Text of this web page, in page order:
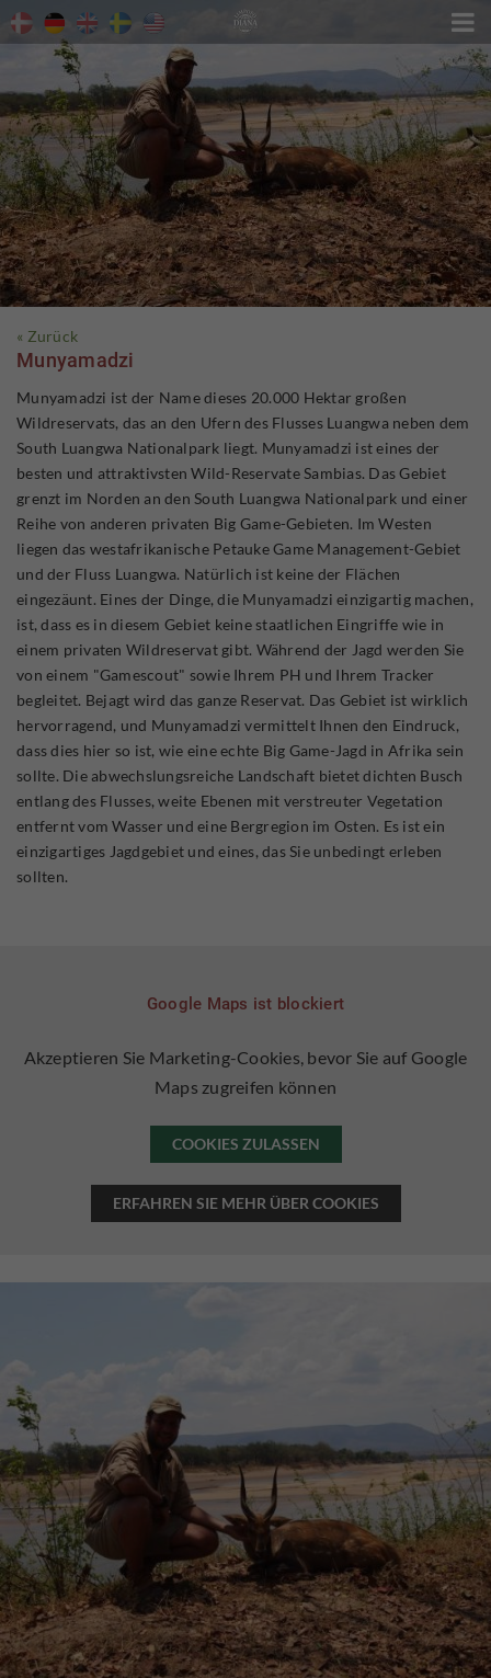

« Zurück
Munyamadzi
Munyamadzi ist der Name dieses 20.000 Hektar großen
Wildreservats, das an den Ufern des Flusses Luangwa neben dem
South Luangwa Nationalpark liegt. Munyamadzi ist eines der
besten und attraktivsten Wild-Reservate Sambias. Das Gebiet
grenzt im Norden an den South Luangwa Nationalpark und einer
Reihe von anderen privaten Big Game-Gebieten. Im Westen
liegen das westafrikanische Petauke Game Management-Gebiet
und der Fluss Luangwa. Natürlich ist keine der Flächen
eingezäunt. Eines der Dinge, die Munyamadzi einzigartig machen,
ist, dass es in diesem Gebiet keine staatlichen Eingriffe wie in
einem privaten Wildreservat gibt. Während der Jagd werden Sie
von einem "Gamescout" sowie Ihrem PH und Ihrem Tracker
begleitet. Bejagt wird das ganze Reservat. Das Gebiet ist wirklich
hervorragend, und Munyamadzi vermittelt Ihnen den Eindruck,
dass dies hier so ist, wie eine echte Big Game-Jagd in Afrika sein
sollte. Die abwechslungsreiche Landschaft bietet dichten Busch
entlang des Flusses, weite Ebenen mit verstreuter Vegetation
entfernt vom Wasser und eine Bergregion im Osten. Es ist ein
einzigartiges Jagdgebiet und eines, das Sie unbedingt erleben
sollten.
Google Maps ist blockiert
Akzeptieren Sie Marketing-Cookies, bevor Sie auf Google
Maps zugreifen können
COOKIES ZULASSEN
ERFAHREN SIE MEHR ÜBER COOKIES